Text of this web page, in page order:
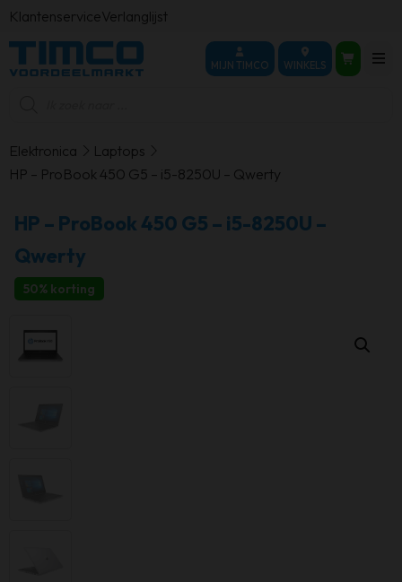
KlantenserviceVerlanglijst
MIJN TIMCO WINKELS
Elektronica
Laptops
HP – ProBook 450 G5 – i5-8250U – Qwerty
HP – ProBook 450 G5 – i5-8250U –
Qwerty
50% korting